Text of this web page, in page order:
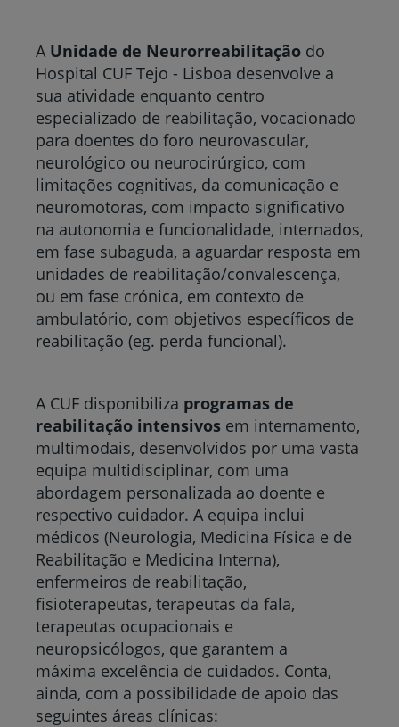
A Unidade de Neurorreabilitação do
Hospital CUF Tejo - Lisboa desenvolve a
sua atividade enquanto centro
especializado de reabilitação, vocacionado
para doentes do foro neurovascular,
neurológico ou neurocirúrgico, com
limitações cognitivas, da comunicação e
neuromotoras, com impacto significativo
na autonomia e funcionalidade, internados,
em fase subaguda, a aguardar resposta em
unidades de reabilitação/convalescença,
ou em fase crónica, em contexto de
ambulatório, com objetivos específicos de
reabilitação (eg. perda funcional).
A CUF disponibiliza programas de
reabilitação intensivos em internamento,
multimodais, desenvolvidos por uma vasta
equipa multidisciplinar, com uma
abordagem personalizada ao doente e
respectivo cuidador. A equipa inclui
médicos (Neurologia, Medicina Física e de
Reabilitação e Medicina Interna),
enfermeiros de reabilitação,
fisioterapeutas, terapeutas da fala,
terapeutas ocupacionais e
neuropsicólogos, que garantem a
máxima excelência de cuidados. Conta,
ainda, com a possibilidade de apoio das
seguintes áreas clínicas: